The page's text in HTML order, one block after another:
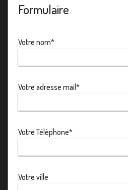
Formulaire
Votre nom*
Votre adresse mail*
Votre Téléphone*
Votre ville